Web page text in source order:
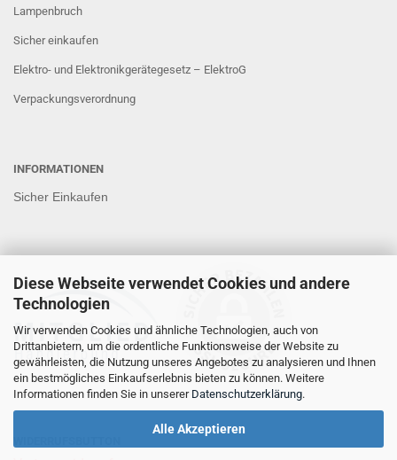
Diese Webseite verwendet Cookies und andere
Technologien
Wir verwenden Cookies und ähnliche Technologien, auch von
Drittanbietern, um die ordentliche Funktionsweise der Website zu
gewährleisten, die Nutzung unseres Angebotes zu analysieren und Ihnen
ein bestmögliches Einkaufserlebnis bieten zu können. Weitere
Informationen finden Sie in unserer Datenschutzerklärung.
Alle Akzeptieren
Lampenbruch
Sicher einkaufen
Elektro- und Elektronikgerätegesetz – ElektroG
Verpackungsverordnung
INFORMATIONEN
Sicher Einkaufen